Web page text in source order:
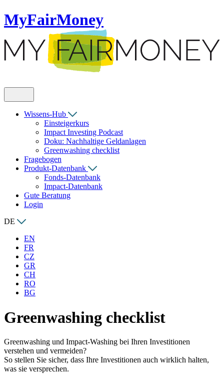
MyFairMoney
Wissens-Hub
Einsteigerkurs
Impact Investing Podcast
Doku: Nachhaltige Geldanlagen
Greenwashing checklist
Fragebogen
Produkt-Datenbank
Fonds-Datenbank
Impact-Datenbank
Gute Beratung
Login
DE
EN
FR
CZ
GR
CH
RO
BG
Greenwashing checklist
Greenwashing und Impact-Washing bei Ihren Investitionen
verstehen und vermeiden?
So stellen Sie sicher, dass Ihre Investitionen auch wirklich halten,
was sie versprechen.